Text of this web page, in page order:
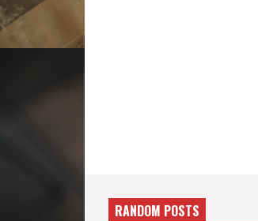
RANDOM POSTS